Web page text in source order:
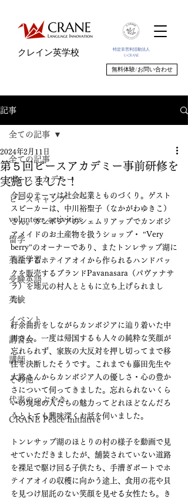
特定非営利活動法人
U-CRANE
クレイン英学校
無料体験/お問い合わせ
記事
全ての記事
ピースアカデミー
ピースキャンプ
volunteer_activities
留学
英語学習
受験英語
英検
イベント
講習会
講師
その他
代表のつぶやき
CRANE Peace Initiative
全ての記事
第５回ピースアカデミー事前研修を
実施しました！
2024年2月11日
今回のテーマは社会起業とものづくり。ゲスト
スピーカーは、中川裕聖子（なかがわゆきこ）
さん。カンボジアのシェムリアップでカンボジ
アメイドのお土産物を扱うショップ・ “Very
berry”のオーナーであり、またトンレサップ湖に
自生するホテイアオイから作られるハンドバッ
クを販売するブランドPavanasara（パヴァナサ
ラ）を地元の村人とともに立ち上げられまし
た。
紆余曲折をしながらカンボジアに辿り着いた中
川さん。一度は帰国するも人々の純粋な笑顔が
忘れられず、家族の大反対を押し切ってまで移
住を決断したそうです。これまでも藤田先生や
大路さんからカンボジア人の優しさ・心の豊か
さについて伺ってきました。忘れられないくら
いの現地の人たちの魅力ってどれほどなんだろ
うととても興味深くお話を伺いました。
トンレサップ湖のほとりの村の様子を動画で見
せていただきましたが、舗装されていない道路
を裸足で駆け回る子供たち、手漕ぎボートでホ
テイアオイの収穫に向かう途上、食用の花や貝
を見つけ屈託のない笑顔を見せる女性たち。き